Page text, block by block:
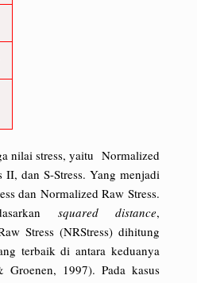
nilai stress, yaitu Normalized
II, dan S-Stress. Yang menjadi
dan Normalized Raw Stress.
squared distance,
Stress (NRStress) dihitung
terbaik di antara keduanya
Groenen, 1997). Pada kasus